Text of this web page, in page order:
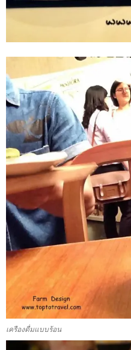
เครืองดื่มแบบร้อน